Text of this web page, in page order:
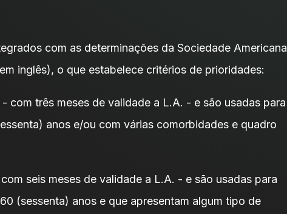
com as determinações da Sociedade Americana
inglês), o que estabelece critérios de prioridades:
com três meses de validade a L.A. - e são usadas para
anos e/ou com várias comorbidades e quadro
seis meses de validade a L.A. - e são usadas para
(sessenta) anos e que apresentam algum tipo de